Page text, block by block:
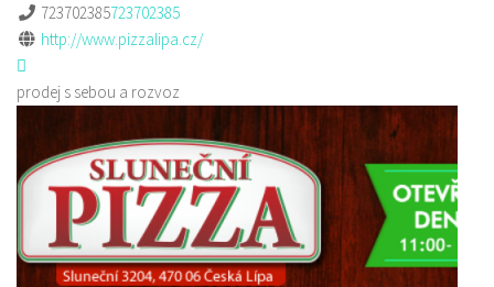
723702385723702385
http://www.pizzalipa.cz/
prodej s sebou a rozvoz